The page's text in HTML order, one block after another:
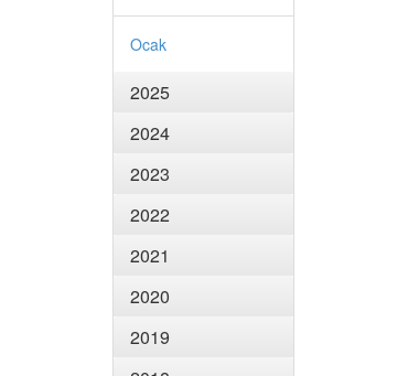
Ocak
2025
2024
2023
2022
2021
2020
2019